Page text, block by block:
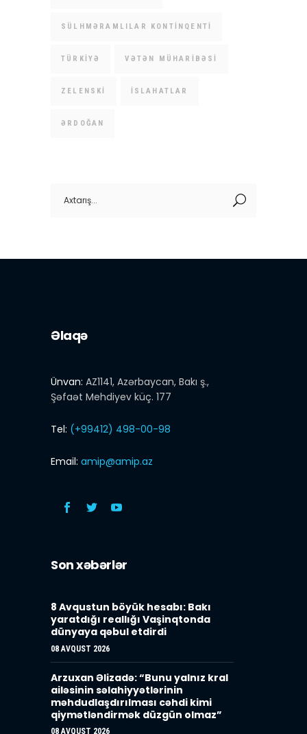
SÜLHMƏRAMLILAR KONTINQENTI
TÜRKIYƏ VƏTƏN MÜHARIBƏSI
ZELENSKI İSLAHATLAR
ƏRDOĞAN
for:
Əlaqə
Ünvan: AZ1141, Azərbaycan, Bakı ş.,
Şəfaət Mehdiyev küç. 177
Tel: (+99412) 498-00-98
Email: amip@amip.az
Son xəbərlər
8 Avqustun böyük hesabı: Bakı
yaratdığı reallığı Vaşinqtonda
dünyaya qəbul etdirdi
08 AVQUST 2026
Arzuxan Əlizadə: “Bunu yalnız kral
ailəsinin səlahiyyətlərinin
məhdudlaşdırılması cəhdi kimi
qiymətləndirmək düzgün olmaz”
08 AVQUST 2026